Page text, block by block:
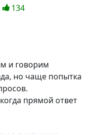
и говорим
но чаще попытка
прямой ответ
134